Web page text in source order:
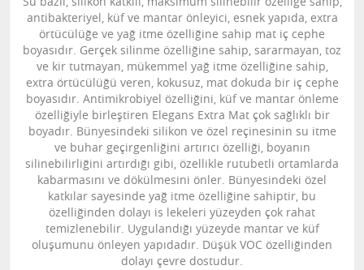
antibakteriyel, küf ve mantar önleyici, esnek yapıda, extra
örtücülüğe ve yağ itme özelliğine sahip mat iç cephe
boyasıdır. Gerçek silinme özelliğine sahip, sararmayan, toz
ve kir tutmayan, mükemmel yağ itme özelliğine sahip,
extra örtücülüğü veren, kokusuz, mat dokuda bir iç cephe
boyasıdır. Antimikrobiyel özelliğini, küf ve mantar önleme
özelliğiyle birleştiren Elegans Extra Mat çok sağlıklı bir
boyadır. Bünyesindeki silikon ve özel reçinesinin su itme
ve buhar geçirgenliğini artırıcı özelliği, boyanın
silinebilirliğini artırdığı gibi, özellikle rutubetli ortamlarda
kabarmasını ve dökülmesini önler. Bünyesindeki özel
katkılar sayesinde yağ itme özelliğine sahiptir, bu
özelliğinden dolayı is lekeleri yüzeyden çok rahat
temizlenebilir. Uygulandığı yüzeyde mantar ve küf
oluşumunu önleyen yapıdadır. Düşük VOC özelliğinden
dolayı çevre dostudur.